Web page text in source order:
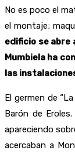
No es poco el
el montaje;
edificio se abre
Mumbiela ha
las
El germen de
Barón de
apareciendo
acercaban a